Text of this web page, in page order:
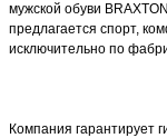
мужской обуви
предлагается спорт,
исключительно по
Компания гарантирует